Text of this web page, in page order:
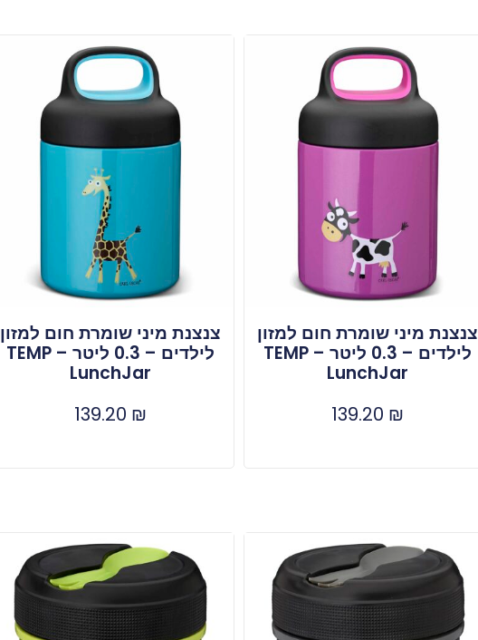
צנצנת מיני שומרת חום למזון
לילדים – 0.3 ליטר – TEMP
LunchJar
139.20 ₪
צנצנת מיני שומרת חום למזון
לילדים – 0.3 ליטר – TEMP
LunchJar
139.20 ₪